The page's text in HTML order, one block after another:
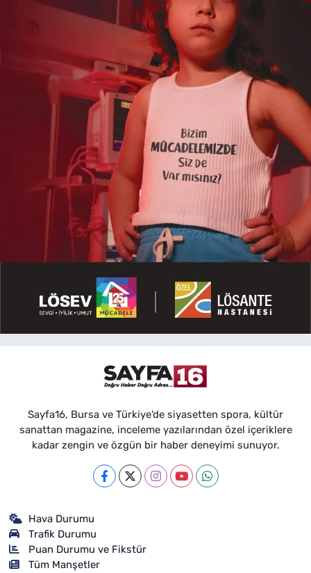
Sayfa16, Bursa ve Türkiye'de siyasetten spora, kültür
sanattan magazine, inceleme yazılarından özel içeriklere
kadar zengin ve özgün bir haber deneyimi sunuyor.
Hava Durumu
Trafik Durumu
Puan Durumu ve Fikstür
Tüm Manşetler